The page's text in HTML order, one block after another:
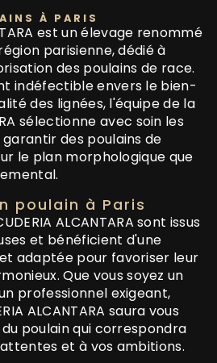
À PARIS
est un élevage renommé
parisienne, dédié à
des poulains de race.
indéfectible envers le bien-
des lignées, l'équipe de la
sélectionne avec soin les
des poulains de
le plan morphologique que
poulain à Paris
ALCANTARA sont issus
et bénéficient d'une
adaptée pour favoriser leur
Que vous soyez un
professionnel exigeant,
ALCANTARA saura vous
poulain qui correspondra
et à vos ambitions.